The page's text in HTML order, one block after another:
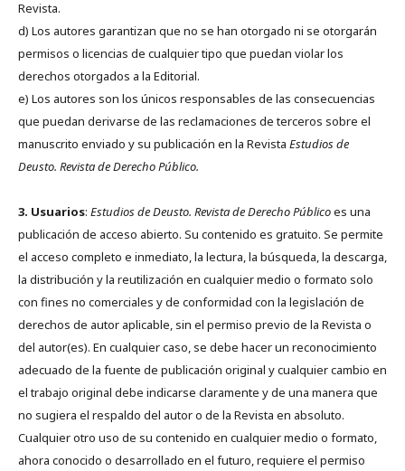
Revista.
d) Los autores garantizan que no se han otorgado ni se otorgarán
permisos o licencias de cualquier tipo que puedan violar los
derechos otorgados a la Editorial.
e) Los autores son los únicos responsables de las consecuencias
que puedan derivarse de las reclamaciones de terceros sobre el
manuscrito enviado y su publicación en la Revista Estudios de
Deusto. Revista de Derecho Público.
3. Usuarios: Estudios de Deusto. Revista de Derecho Públicoes una
publicación de acceso abierto. Su contenido es gratuito. Se permite
el acceso completo e inmediato, la lectura, la búsqueda, la descarga,
la distribución y la reutilización en cualquier medio o formato solo
con fines no comerciales y de conformidad con la legislación de
derechos de autor aplicable, sin el permiso previo de la Revista o
del autor(es). En cualquier caso, se debe hacer un reconocimiento
adecuado de la fuente de publicación original y cualquier cambio en
el trabajo original debe indicarse claramente y de una manera que
no sugiera el respaldo del autor o de la Revista en absoluto.
Cualquier otro uso de su contenido en cualquier medio o formato,
ahora conocido o desarrollado en el futuro, requiere el permiso